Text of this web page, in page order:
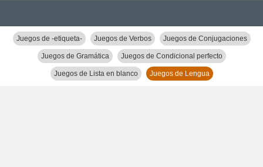
Juegos de -etiqueta- Juegos de Verbos Juegos de Conjugaciones
Juegos de Gramática Juegos de Condicional perfecto
Juegos de Lista en blanco Juegos de Lengua